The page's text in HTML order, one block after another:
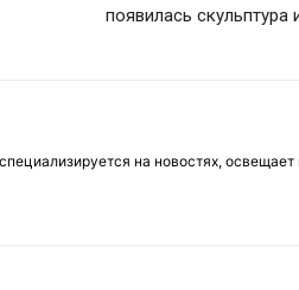
появилась скульптура
на новостях, освещает